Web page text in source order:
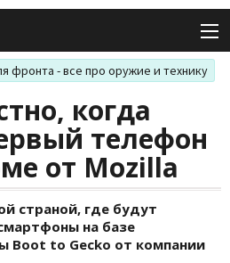
фронта - все про оружие и технику
когда
телефон
от Mozilla
страной, где будут
на базе
Boot to Gecko от компании